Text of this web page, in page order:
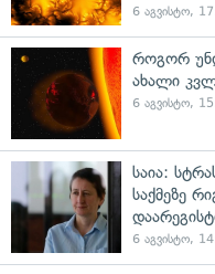
6 აგვისტო,
როგორ
ახალი
6 აგვისტო,
საია:
საქმეზე
6 აგვისტო,